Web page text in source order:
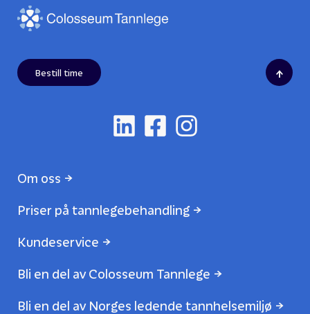
Bestill time
Om oss
Priser på tannlegebehandling
Kundeservice
Bli en del av Colosseum Tannlege
Bli en del av Norges ledende tannhelsemiljø
↑